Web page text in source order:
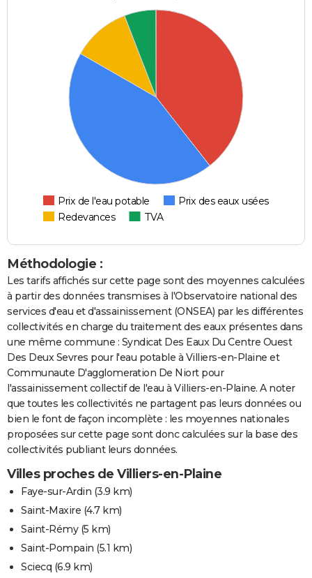
Prix de l'eau potable
Prix des eaux usées
Redevances
TVA
Méthodologie :
Les tarifs affichés sur cette page sont des moyennes calculées
à partir des données transmises à l'Observatoire national des
services d'eau et d'assainissement (ONSEA) par les différentes
collectivités en charge du traitement des eaux présentes dans
une même commune : Syndicat Des Eaux Du Centre Ouest
Des Deux Sevres pour l'eau potable à Villiers-en-Plaine et
Communaute D'agglomeration De Niort pour
l'assainissement collectif de l'eau à Villiers-en-Plaine. A noter
que toutes les collectivités ne partagent pas leurs données ou
bien le font de façon incomplète : les moyennes nationales
proposées sur cette page sont donc calculées sur la base des
collectivités publiant leurs données.
Villes proches de Villiers-en-Plaine
Faye-sur-Ardin (3.9 km)
Saint-Maxire (4.7 km)
Saint-Rémy(5 km)
Saint-Pompain (5.1 km)
Sciecq (6.9 km)